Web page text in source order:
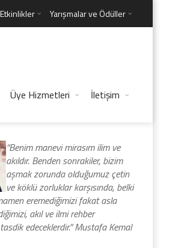
Etkinlikler Yarışmalar ve Ödüller
Üye Hizmetleri İletişim
“Benim manevi mirasım ilim ve
akıldır. Benden sonrakiler, bizim
aşmak zorunda olduğumuz çetin
ve köklü zorluklar karşısında, belki
eremediğimizi fakat asla
akıl ve ilmi rehber
edeceklerdir.” Mustafa Kemal